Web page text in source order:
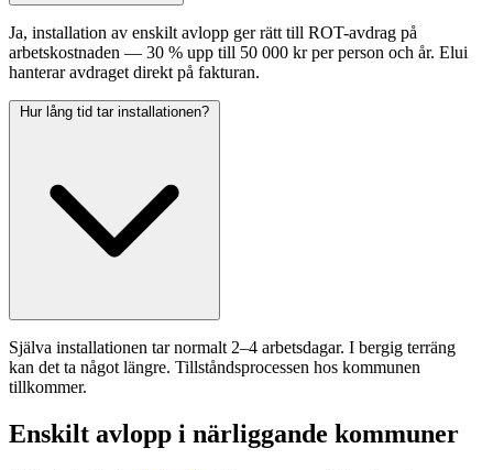
Ja, installation av enskilt avlopp ger rätt till ROT-avdrag på
arbetskostnaden — 30 % upp till 50 000 kr per person och år. Elui
hanterar avdraget direkt på fakturan.
Hur lång tid tar installationen?
Själva installationen tar normalt 2–4 arbetsdagar. I bergig terräng
kan det ta något längre. Tillståndsprocessen hos kommunen
tillkommer.
Enskilt avlopp i närliggande kommuner